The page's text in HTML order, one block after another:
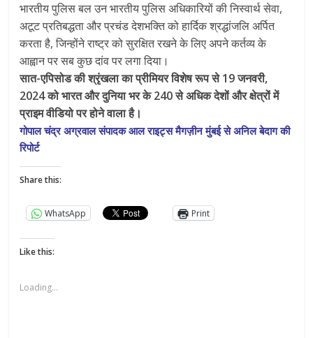
भारतीय पुलिस बल उन भारतीय पुलिस अधिकारियों की निस्वार्थ सेवा,
अटूट प्रतिबद्धता और प्रचंड देशभक्ति को हार्दिक श्रद्धांजलि अर्पित
करता है, जिन्होंने राष्ट्र को सुरक्षित रखने के लिए अपने कर्तव्य के
आह्वान पर सब कुछ दांव पर लगा दिया।
सात-एपिसोड की श्रृंखला का प्रीमियर विशेष रूप से 19 जनवरी,
2024 को भारत और दुनिया भर के 240 से अधिक देशों और क्षेत्रों में
प्राइम वीडियो पर होने वाला है।
गोपाल चंद्र अग्रवाल संपादक आल राइट्स मैगज़ीन मुंबई से अनिल बेदाग की
रिपोर्ट
Share this:
WhatsApp Print
Like this:
Loading...